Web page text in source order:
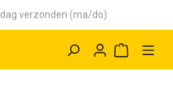
verzonden (ma/do)